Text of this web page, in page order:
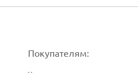
Покупателям: